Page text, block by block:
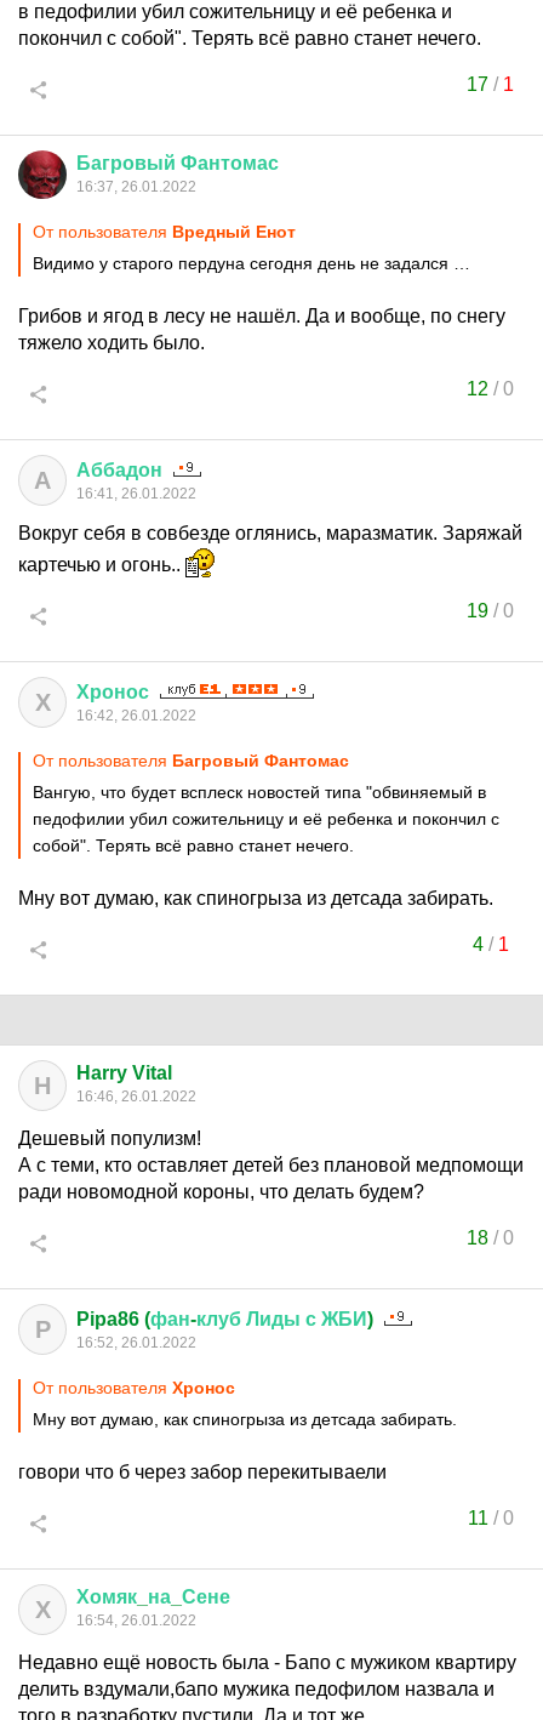
в педофилии убил сожительницу и её ребенка и
покончил с собой". Терять всё равно станет нечего.
17 / 1
Багровый Фантомас
16:37, 26.01.2022
От пользователя Вредный Енот
Видимо у старого пердуна сегодня день не задался …
Грибов и ягод в лесу не нашёл. Да и вообще, по снегу
тяжело ходить было.
12 /0
А Аббадон
16:41, 26.01.2022
Вокруг себя в совбезде оглянись, маразматик. Заряжай
картечью и огонь..
19 /0
Х Хронос
16:42, 26.01.2022
От пользователя Багровый Фантомас
Вангую, что будет всплеск новостей типа "обвиняемый в
педофилии убил сожительницу и её ребенка и покончил с
собой". Терять всё равно станет нечего.
Мну вот думаю, как спиногрыза из детсада забирать.
4/ 1
H Harry Vital
16:46, 26.01.2022
Дешевый популизм!
А с теми, кто оставляет детей без плановой медпомощи
ради новомодной короны, что делать будем?
18 /0
P Pipa86 (фан-клуб Лиды с ЖБИ)
16:52, 26.01.2022
От пользователя Хронос
Мну вот думаю, как спиногрыза из детсада забирать.
говори что б через забор перекитываели
11 /0
Х Хомяк на Сене
16:54, 26.01.2022
Недавно ещё новость была - Бапо с мужиком квартиру
делить вздумали,бапо мужика педофилом назвала и
того в разработку пустили. Да и тот же